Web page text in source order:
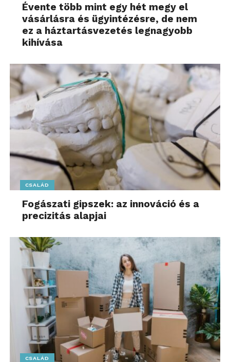
Évente több mint egy hét megy el
vásárlásra és ügyintézésre, de nem
ez a háztartásvezetés legnagyobb
kihívása
CSALÁD
Fogászati gipszek: az innováció és a
precizitás alapjai
CSALÁD